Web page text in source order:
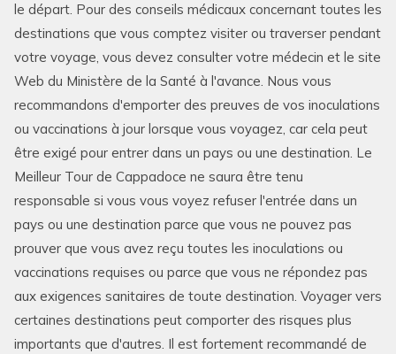
le départ. Pour des conseils médicaux concernant toutes les
destinations que vous comptez visiter ou traverser pendant
votre voyage, vous devez consulter votre médecin et le site
Web du Ministère de la Santé à l'avance. Nous vous
recommandons d'emporter des preuves de vos inoculations
ou vaccinations à jour lorsque vous voyagez, car cela peut
être exigé pour entrer dans un pays ou une destination. Le
Meilleur Tour de Cappadoce ne saura être tenu
responsable si vous vous voyez refuser l'entrée dans un
pays ou une destination parce que vous ne pouvez pas
prouver que vous avez reçu toutes les inoculations ou
vaccinations requises ou parce que vous ne répondez pas
aux exigences sanitaires de toute destination. Voyager vers
certaines destinations peut comporter des risques plus
importants que d'autres. Il est fortement recommandé de